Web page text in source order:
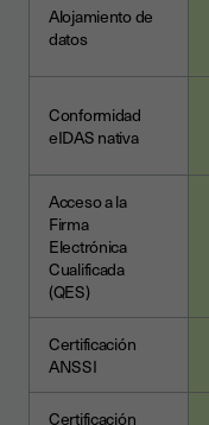
Alojamiento de
datos
Conformidad
eIDAS nativa
Acceso a la
Firma
Electrónica
Cualificada
(QES)
Certificación
ANSSI
Certificación